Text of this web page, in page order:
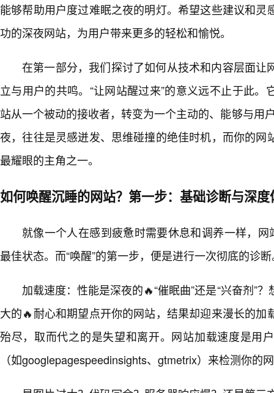
能够帮助用户度过难眠之夜的明灯。希望这些建议和灵
功的深夜网站，为用户带来更多的轻松和愉悦。
在第一部分，我们探讨了如何从技术和内容层面让
立与用户的共鸣。“让网站醒过来”的意义远不止于此
站从一个被动的接收者，转变为一个主动的、能够与用
夜，往往是灵感迸发、思维碰撞的绝佳时机，而你的网
最耀眼的主角之一。
如何唤醒沉睡的网站？第一步：基础诊断与深度
就像一个人在感到疲惫时需要休息和调养一样，网
最佳状态。而“唤醒”的第一步，便是进行一次彻底的诊
加载速度：性能是深夜的🔥“催眠曲”还是“兴奋剂”
大的🔥耐心和期望点开你的网站，结果却迎来漫长的加
殆尽，取而代之的是失望和离开。网站加载速度是用
（如googlepagespeedinsights、gtmetrix）来检测你的